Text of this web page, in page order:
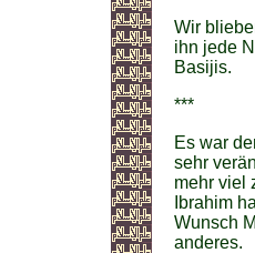
Wir
ihn jede
Basijis.
***
Es war
sehr
mehr viel
Ibrahim
Wunsch
anderes.